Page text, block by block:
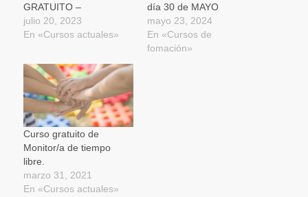
GRATUITO –
julio 20, 2023
En «Cursos actuales»
día 30 de MAYO
mayo 23, 2024
En «Cursos de
fomación»
Curso gratuito de
Monitor/a de tiempo
libre.
marzo 31, 2021
En «Cursos actuales»